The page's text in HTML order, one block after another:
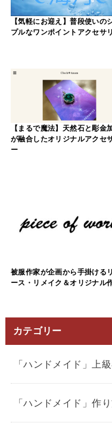
【気軽にお迎え】普段使いの
プルなワンポイントアクセサ
【まるで魔法】天然石と彫金
が融合したオリジナルアクセ
ー
被服作家が企画から手掛ける
ース・リメイク＆オリジナル
カテゴリー
「ハンドメイド」上
「ハンドメイド」作